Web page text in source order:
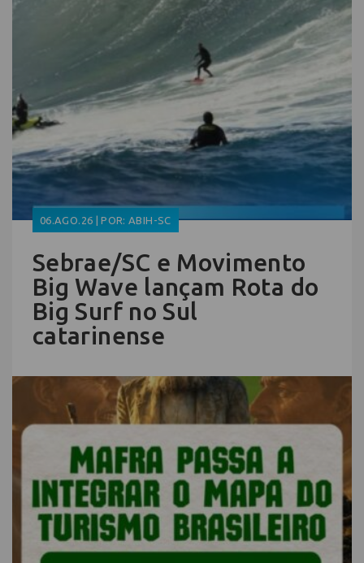
06.AGO.26 | POR: ABIH-SC
Sebrae/SC e Movimento
Big Wave lançam Rota do
Big Surf no Sul
catarinense